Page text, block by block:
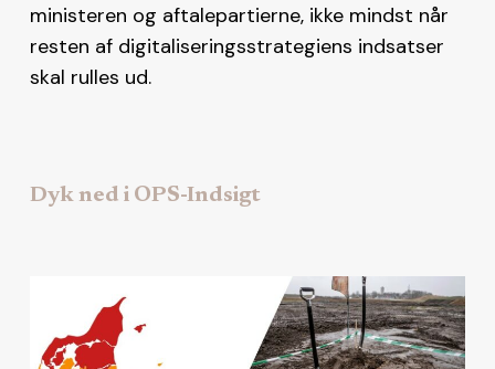
ministeren og aftalepartierne, ikke mindst når
resten af digitaliseringsstrategiens indsatser
skal rulles ud.
Dyk ned i OPS-Indsigt